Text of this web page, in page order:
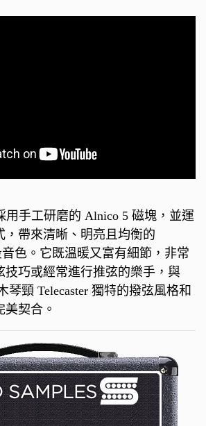
用手工研磨的 Alnico 5 磁塊，並運
，帶來清晰、明亮且均衡的
音色。它既溫暖又富有細節，非常
技巧或經常進行推弦的樂手，與
琴頸 Telecaster 獨特的撥弦風格和
契合。